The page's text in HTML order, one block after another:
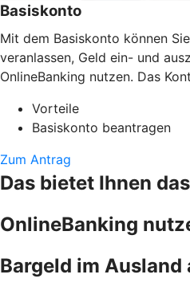
Basiskonto
Mit dem Basiskonto können
veranlassen, Geld ein- und
OnlineBanking nutzen. Das
Vorteile
Basiskonto beantragen
Zum Antrag
Das bietet Ihnen
OnlineBanking
Bargeld im Ausland